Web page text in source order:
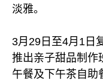
淡雅。
3月29日至4月1日
推出亲子甜品制作
午餐及下午茶自助